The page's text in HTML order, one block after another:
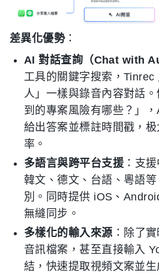
差異化優勢：
AI 對話查詢（Chat with
工具的關鍵字搜索，Tinrec
人」一樣與錄音內容對話
到的專案風險有哪些？」
給出答案並標註時間戳，
率。
多語言與跨平台支援 ：支
韓文、德文、台語、粵語
別。同時提供 iOS、
無縫同步。
多樣化的輸入來源 ：除了
音訊檔案，甚至直接輸入
結，快速提取視頻文案並